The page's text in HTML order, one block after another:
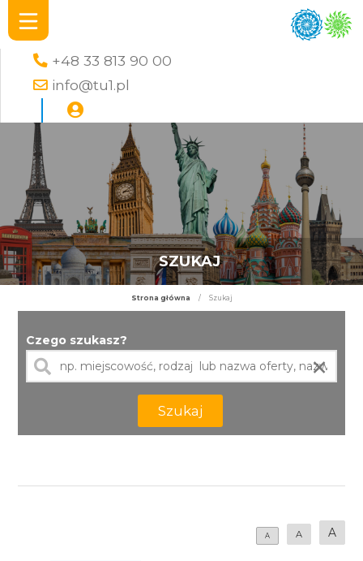
+48 33 813 90 00
info@tu1.pl
SZUKAJ
Strona główna / Szukaj
Czego szukasz?
×
Szukaj
A A A